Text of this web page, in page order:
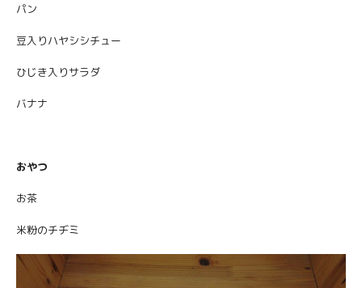
パン
豆入りハヤシシチュー
ひじき入りサラダ
バナナ
おやつ
お茶
米粉のチヂミ